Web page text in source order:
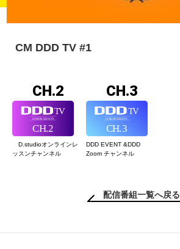
CM DDD TV #1
CH.2
D.studioオンラインレ
ッスンチャンネル
CH.3
DDD EVENT &DDD
Zoom チャンネル
配信番組一覧へ戻る